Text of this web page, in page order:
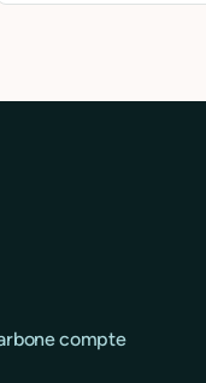
compte